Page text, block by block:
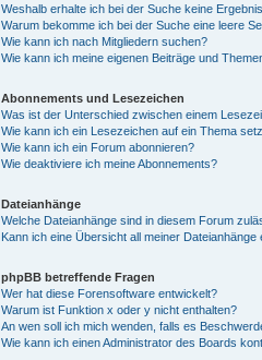
Weshalb erhalte ich bei der Suche keine
Warum bekomme ich bei der Suche eine leere
Wie kann ich nach Mitgliedern suchen?
Wie kann ich meine eigenen Beiträge und
Abonnements und Lesezeichen
Was ist der Unterschied zwischen einem
Wie kann ich ein Lesezeichen auf ein Thema
Wie kann ich ein Forum abonnieren?
Wie deaktiviere ich meine Abonnements?
Dateianhänge
Welche Dateianhänge sind in diesem Forum
Kann ich eine Übersicht all meiner Dateianhänge
phpBB betreffende Fragen
Wer hat diese Forensoftware entwickelt?
Warum ist Funktion x oder y nicht enthalten?
An wen soll ich mich wenden, falls es
Wie kann ich einen Administrator des Boards